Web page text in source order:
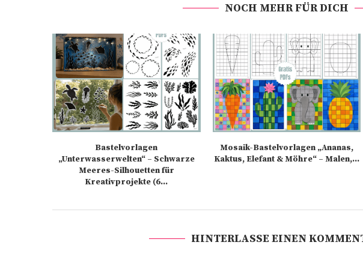
NOCH MEHR FÜR DICH
Bastelvorlagen
„Unterwasserwelten“ – Schwarze
Meeres-Silhouetten für
Kreativprojekte (6...
Mosaik-Bastelvorlagen „Ananas,
Kaktus, Elefant & Möhre“ – Malen,...
HINTERLASSE EINEN